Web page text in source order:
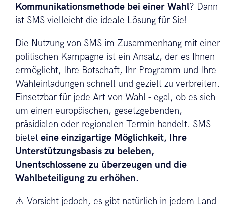
Kommunikationsmethode bei einer Wahl? Dann
ist SMS vielleicht die ideale Lösung für Sie!
Die Nutzung von SMS im Zusammenhang mit einer
politischen Kampagne ist ein Ansatz, der es Ihnen
ermöglicht, Ihre Botschaft, Ihr Programm und Ihre
Wahleinladungen schnell und gezielt zu verbreiten.
Einsetzbar für jede Art von Wahl - egal, ob es sich
um einen europäischen, gesetzgebenden,
präsidialen oder regionalen Termin handelt. SMS
bietet eine einzigartige Möglichkeit, Ihre
Unterstützungsbasis zu beleben,
Unentschlossene zu überzeugen und die
Wahlbeteiligung zu erhöhen.
⚠️ Vorsicht jedoch, es gibt natürlich in jedem Land